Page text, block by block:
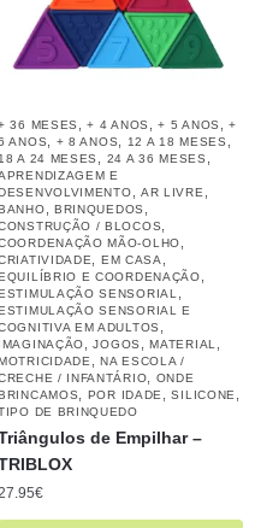
36 MESES ,+ 4 ANOS ,+ 5 ANOS ,+
ANOS
+ 8 ANOS 12 A 18 MESES
18 A 24 MESES 24 A 36 MESES
E
AR LIVRE
BRINQUEDOS
/ BLOCOS
MÃO-OLHO
EM CASA
E COORDENAÇÃO
SENSORIAL
SENSORIAL E
EM ADULTOS
IMAGINAÇÃO ,JOGOS ,MATERIAL
,NA ESCOLA /
/ INFANTÁRIO
ONDE
POR IDADE ,SILICONE
DE BRINQUEDO
de Empilhar –
€